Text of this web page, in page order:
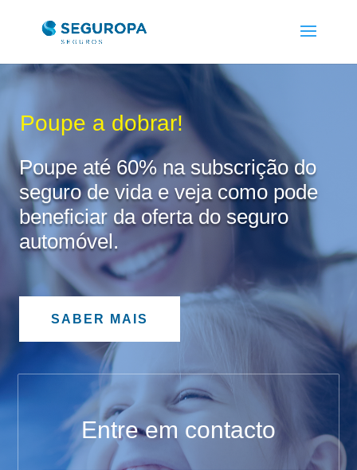
Poupe a dobrar!
Poupe até 60% na subscrição do
seguro de vida e veja como pode
beneficiar da oferta do seguro
automóvel.
SABER MAIS
Entre em contacto